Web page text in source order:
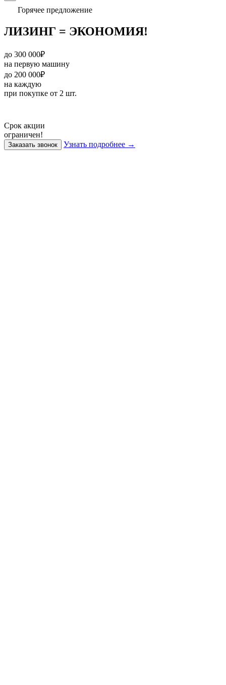
Горячее предложение
ЛИЗИНГ = ЭКОНОМИЯ!
до 300 000₽
на первую машину
до 200 000₽
на каждую
при покупке от 2 шт.
Срок акции
ограничен!
Заказать звонок Узнать подробнее →